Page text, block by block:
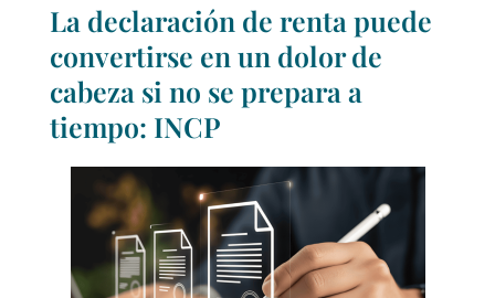
La declaración de renta puede
convertirse en un dolor de
cabeza si no se prepara a
tiempo: INCP